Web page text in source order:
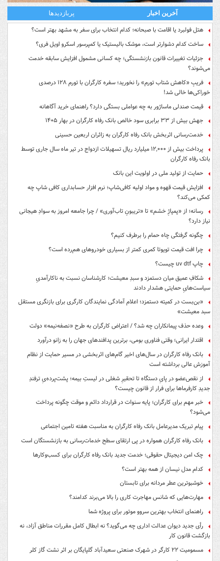
آخرین اخبار پربازدیدها
هتل فولبرد یا اقامت با صبحانه؛ کدام انتخاب برای سفر به مشهد بهتر است؟
ساخت کدام دشوارتر است، موشک بالیستیک یا کمپرسور اسکرو اویل فری؟
جزئیات تغییرات قانون بازنشستگی؛ چه کسانی مشمول افزایش سابقه خدمت
می‌شوند؟
فریبِ «کاهش شتاب تورم» را نخورید؛ سفره کارگران با تورم ۱۲۸ درصدی
خوراکی‌ها خالی شد!
قیمت صندلی ماساژور به چه عواملی بستگی دارد؟ راهنمای خرید آگاهانه
جهش بیش از ۳۳ برابری سود خالص بانک رفاه کارگران در بهار ۱۴۰۵
خدمت‌رسانی اثربخش بانک رفاه کارگران به زائران اربعین حسینی
پرداخت بیش از ۱۲,۰۰۰ میلیارد ریال تسهیلات ازدواج در تیر ماه سال جاری توسط
بانک رفاه کارگران
حمایت از تولید ملی در اولویت این بانک
افزایش قیمت قهوه و مواد اولیه کافی‌شاپ؛ نرم افزار حسابداری کافی شاپ چه
کمکی می‌کند؟
رسانه؛ از «پمپاژِ خشم» تا «تریبونِ تاب‌آوری» / چرا جامعه امروز به سوادِ هیجانی
نیاز دارد؟
چگونه گرفتگی چاه حمام را برطرف کنیم؟
چرا افت قیمت تویوتا کمری کمتر از بسیاری خودروهای هم‌رده است؟
چاپ uv dtf چیست؟
شکافِ عمیق میان دستمزد و سبدِ معیشت؛ کارشناسان نسبت به ناکارآمدیِ
سیاست‌هایِ حمایتی هشدار دادند
«بن‌بست در کمیته دستمزد؛ اعلام آمادگی نمایندگان کارگری برای بازنگری مستقل
سبد معیشت»
وعده حذف پیمانکاران چه شد؟ / اعتراض کارگران به طرح «نصفه‌نیمه» دولت
اقتدار ایرانی؛ وقتی فناوری بومی، برترین پدافندهای جهان را به زانو درآورد
بانک رفاه کارگران در سال‌های اخیر گام‌های اثربخشی در مسیر حمایت از نظام
آموزش عالی برداشته است
از نقص‌عضو در پایِ دستگاه تا تحقیرِ شغلی در لیستِ بیمه؛ پشت‌پرده‌یِ ترفندِ
جدیدِ کارفرماها برای فرار از قانون چیست؟
خبر مهم برای کارگران؛ پایه سنوات در قرارداد دائم و موقت چگونه پرداخت
می‌شود؟
پیام تبریک مدیرعامل بانک رفاه کارگران به مناسبت هفته تامین اجتماعی
بانک رفاه کارگران همواره در پی ارتقای سطح خدمات‌رسانی به بازنشستگان است
چک امن دیجیتال حقوقی؛ خدمت جدید بانک رفاه کارگران برای کسب‌وکارها
کدام مدل نیسان از همه بهتر است؟
خوشبوترین عطر مردانه برای تابستان
مهارت‌هایی که شانس مهاجرت کاری را بالا می‌برند کدامند؟
راهنمای انتخاب بهترین سروو موتور برای پروژه شما
رأی جدید دیوان عدالت اداری چه می‌گوید؟ نه ابطال کامل مقررات مناطق آزاد، نه
بازگشت قانون کار
مسمومیت ۲۲ کارگر در شهرک صنعتی سعیدآباد گلپایگان بر اثر نشت گاز کلر